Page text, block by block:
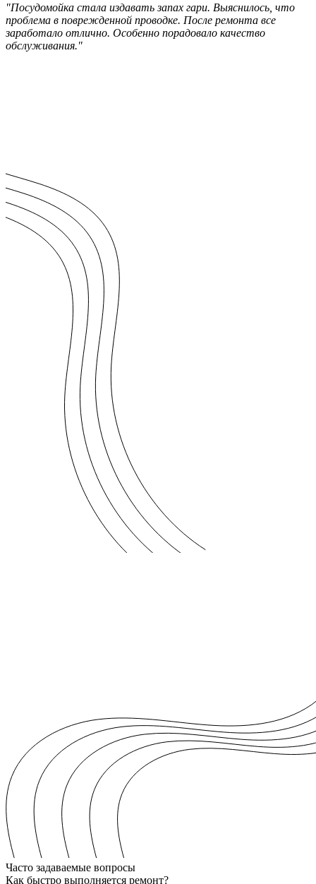
"Посудомойка стала издавать запах гари. Выяснилось, что
проблема в поврежденной проводке. После ремонта все
заработало отлично. Особенно порадовало качество
обслуживания."
Часто задаваемые вопросы
Как быстро выполняется ремонт?